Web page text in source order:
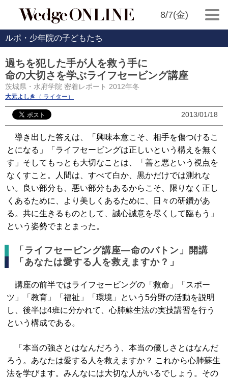
8/7(金)
ルポ・少年院の子どもたち
過ちを犯した手が人を救う手に
命の大切さを学ぶライフセービング講座
茨城県・水府学院 密着レポート 2012年冬
大元よしき （ ライター）
2013/01/18
導き出した答えは、「興味本意こそ、相手を傷つけるこ
とになる」「ライフセービングは正しいという構えを無く
す」そしてもっとも大切なことは、「善と悪という視点を
なくすこと。人間は、すべて白か、黒かだけでは測れな
い。良い部分も、悪い部分もあるからこそ、限りなく正し
くあるために、より美しくあるために、日々の研鑽があ
る。共に生きるものとして、誠心誠意を尽くして臨もう」
という姿勢でまとまった。
「ライフセービング講座―命のバトン」開講
「あなたは愛する人を救えますか？」
講座の前半ではライフセービングの「救命」「スポー
ツ」「教育」「福祉」「環境」という5分野の活動を説明
し、後半は4班に分かれて、心肺蘇生法の実技講習を行う
という構成である。
「本当の強さとはなんだろう、本当の優しさとはなんだ
ろう。あなたは愛する人を救えますか？ これから心肺蘇生
法を学びます。みんなには大切な人がいるでしょう。その